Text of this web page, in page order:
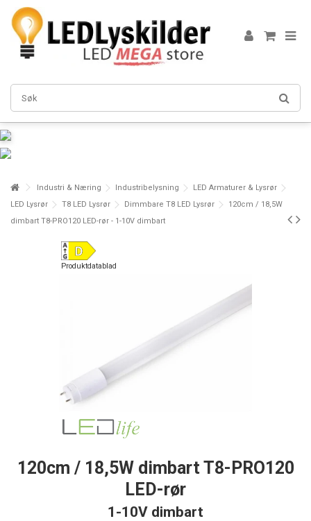
Industri & Næring Industribelysning
LED Armaturer & Lysrør
LED Lysrør
T8 LED Lysrør Dimmbare T8 LED Lysrør
120cm / 18,5W
dimbart T8-PRO120 LED-rør - 1-10V dimbart
Produktdatablad
120cm / 18,5W dimbart T8-PRO120
LED-rør
1-10V dimbart